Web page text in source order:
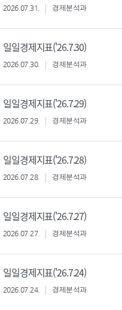
2026.07.31. 경제분석과
일일경제지표('26.7.30)
2026.07.30. 경제분석과
일일경제지표('26.7.29)
2026.07.29. 경제분석과
일일경제지표('26.7.28)
2026.07.28. 경제분석과
일일경제지표('26.7.27)
2026.07.27. 경제분석과
일일경제지표('26.7.24)
2026.07.24. 경제분석과